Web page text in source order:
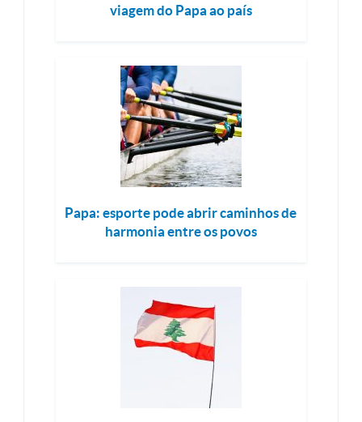
viagem do Papa ao país
Papa: esporte pode abrir caminhos de
harmonia entre os povos